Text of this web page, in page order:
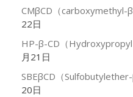
CMβCD（carboxymethyl-
22日
HP-β-CD（Hydroxypropyl
月21日
SBEβCD（
20日